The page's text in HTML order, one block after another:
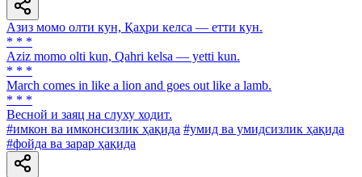
Азиз момо олти кун, Қаҳри келса — етти кун.
* * *
Aziz momo olti kun, Qahri kelsa — yetti kun.
* * *
March comes in like a lion and goes out like a lamb.
* * *
Весной и заяц на слуху ходит.
#имкон ва имконсизлик ҳақида #умид ва умидсизлик ҳақида
#фойда ва зарар ҳақида